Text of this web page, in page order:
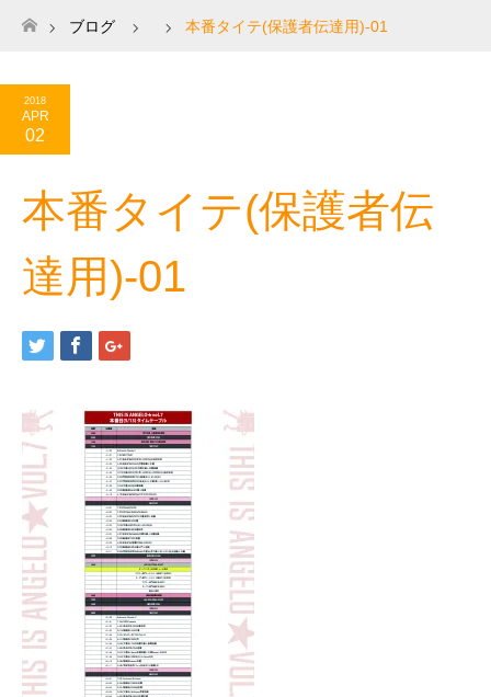
ホーム
ブログ 本番タイテ(保護者伝達用)-01
2018
APR
02
本番タイテ(保護者伝
達用)-01